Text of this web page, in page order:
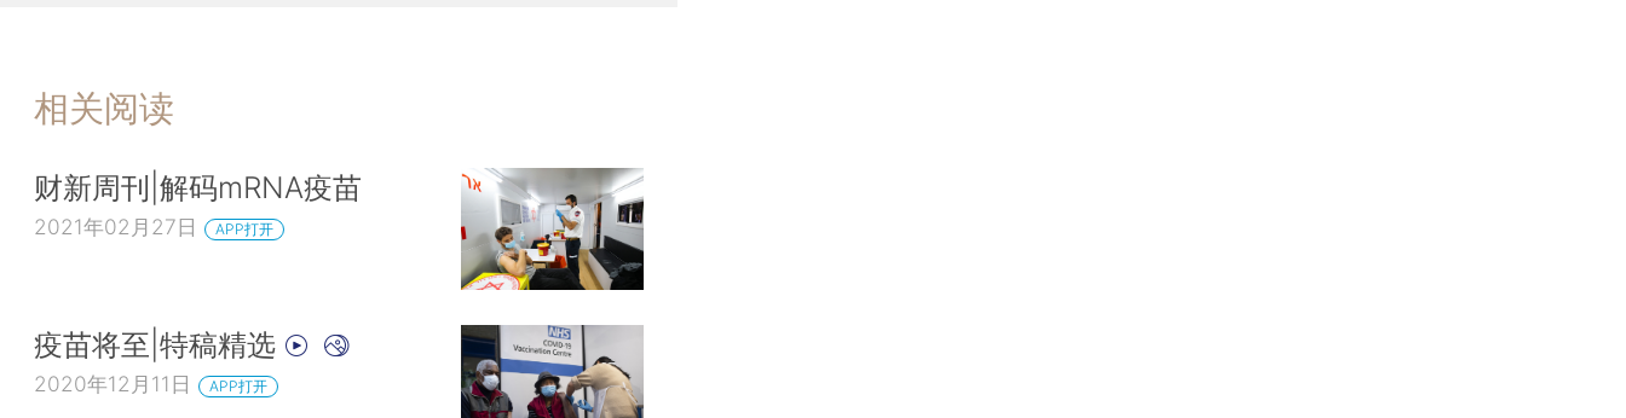
相关阅读
财新周刊|解码mRNA疫苗
2021年02月27日 APP打开
疫苗将至|特稿精选
2020年12月11日 APP打开